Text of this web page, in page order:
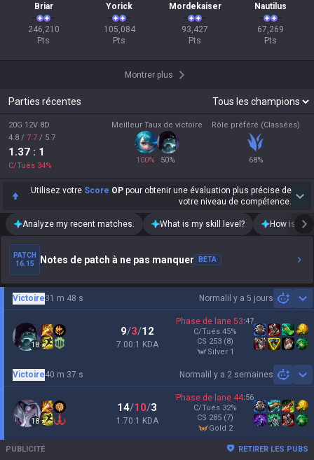
Briar
246,210
Pts
Yorick
105,084
Pts
Mordekaiser
93,427
Pts
Nautilus
67,269
Pts
Montrer plus
Parties récentes
20G 12V 8D
4.8 / 7.7 / 5.7
1.37 : 1
C/Tués 34%
Meilleur Taux de victoire
100% 50%
Rôle préféré (Classées)
68%
Utilisez votre Score OP pour obtenir une évaluation plus précise de
votre niveau de compétence.
Analyze my recent matches. What is my skill level? How is my
PATCH
16.15
Notes de patch à ne pas manquer BETA
Normal il y a 5 jours
Victoire31 m 48 s
18
9/3/12
7.00:1 KDA
Phase de lane 53:47
C/Tués 45%
CS 253 (8)
silver 1
Normal il y a 2 semaines
Victoire40 m 37 s
18
14/10/3
1.70:1 KDA
Phase de lane 44:56
C/Tués 32%
CS 285 (7)
gold 2
PUBLICITÉ RETIRER LES PUBS